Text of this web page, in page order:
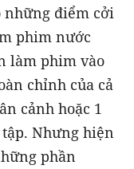
những điểm cởi
phim nước
làm phim vào
chỉnh của cả
cảnh hoặc 1
Nhưng hiện
phần